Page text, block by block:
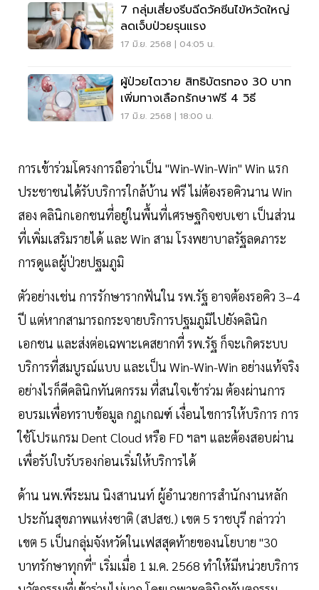
7 กลุ่มเสี่ยงรีบฉีดวัคซีนไข้หวัดใหญ่
ลดเจ็บป่วยรุนแรง
17 มิ.ย. 2568 | 04:05 น.
ผู้ป่วยไตวาย สิทธิบัตรทอง 30 บาท
เพิ่มทางเลือกรักษาฟรี 4 วิธี
17 มิ.ย. 2568 | 18:00 น.
การเข้าร่วมโครงการถือว่าเป็น "Win-Win-Win" Win แรก
ประชาชนได้รับบริการใกล้บ้าน ฟรี ไม่ต้องรอคิวนาน Win
สอง คลินิกเอกชนที่อยู่ในพื้นที่เศรษฐกิจซบเซา เป็นส่วน
ที่เพิ่มเสริมรายได้ และ Win สาม โรงพยาบาลรัฐลดภาระ
การดูแลผู้ป่วยปฐมภูมิ
ตัวอย่างเช่น การรักษารากฟันใน รพ.รัฐ อาจต้องรอคิว 3–4
ปี แต่หากสามารถกระจายบริการปฐมภูมิไปยังคลินิก
เอกชน และส่งต่อเฉพาะเคสยากที่ รพ.รัฐ ก็จะเกิดระบบ
บริการที่สมบูรณ์แบบ และเป็น Win-Win-Win อย่างแท้จริง
อย่างไรก็ดีคลินิกทันตกรรม ที่สนใจเข้าร่วม ต้องผ่านการ
อบรมเพื่อทราบข้อมูล กฎเกณฑ์ เงื่อนไขการให้บริการ การ
ใช้โปรแกรม Dent Cloud หรือ FD ฯลฯ และต้องสอบผ่าน
เพื่อรับใบรับรองก่อนเริ่มให้บริการได้
ด้าน นพ.พีระมน นิงสานนท์ ผู้อำนวยการสำนักงานหลัก
ประกันสุขภาพแห่งชาติ (สปสช.) เขต 5 ราชบุรี กล่าวว่า
เขต 5 เป็นกลุ่มจังหวัดในเฟสสุดท้ายของนโยบาย "30
บาทรักษาทุกที่" เริ่มเมื่อ 1 ม.ค. 2568 ทำให้มีหน่วยบริการ